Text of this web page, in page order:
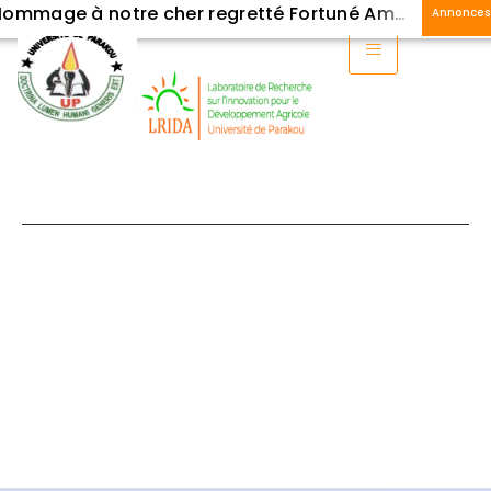
Annonces
Hommage à notre cher regretté Fortuné Amonsou-Biaou